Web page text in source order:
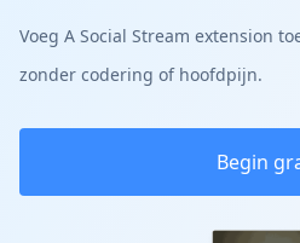
Voeg A Social Stream extension
zonder codering of hoofdpijn.
Begin